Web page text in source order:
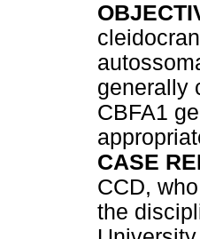
generally
CBFA1
CASE
CCD,
the